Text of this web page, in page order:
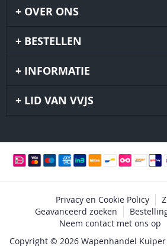
OVER ONS
BESTELLEN
INFORMATIE
LID VAN VVJS
Privacy en Cookie Policy
Geavanceerd zoeken
Neem contact met ons op
Copyright © 2026 Wapenhandel